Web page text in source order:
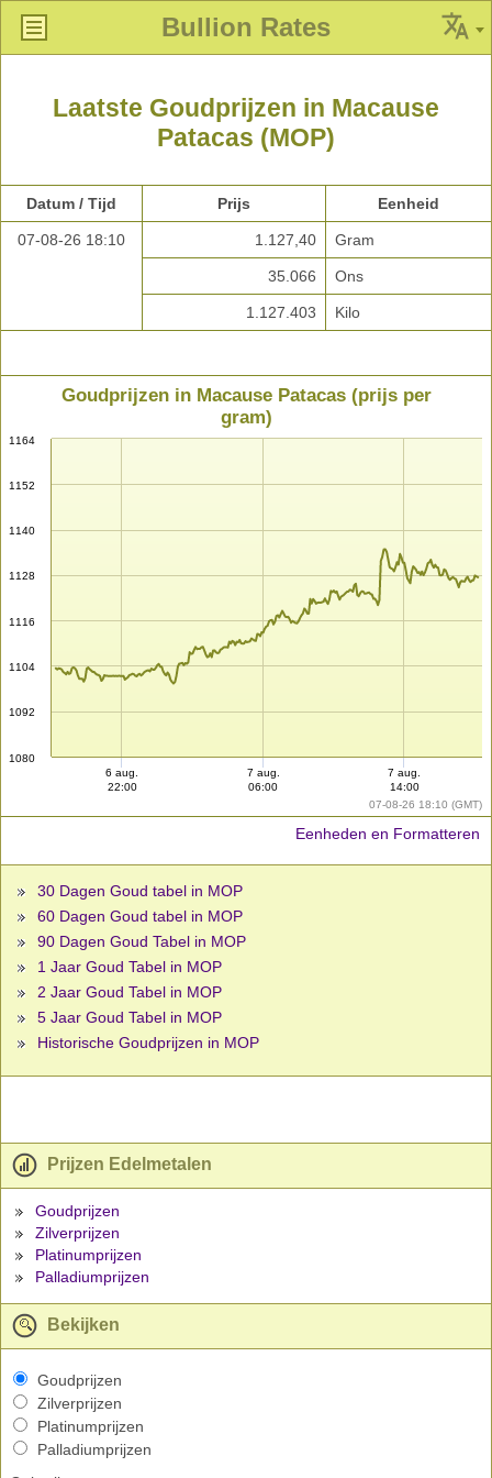
Bullion Rates
Laatste Goudprijzen in Macause
Patacas (MOP)
Datum / Tijd Prijs Eenheid
07-08-26 18:10 1.127,40 Gram
35.066 Ons
1.127.403 Kilo
07-08-26 18:10 (GMT)
Goudprijzen in Macause Patacas (prijs per
gram)
1080
1092
1104
1116
1128
1140
1152
1164
6 aug.
22:00
7 aug.
06:00
7 aug.
14:00
Eenheden en Formatteren
30 Dagen Goud tabel in MOP
60 Dagen Goud tabel in MOP
90 Dagen Goud Tabel in MOP
1 Jaar Goud Tabel in MOP
2 Jaar Goud Tabel in MOP
5 Jaar Goud Tabel in MOP
Historische Goudprijzen in MOP
Prijzen Edelmetalen
Goudprijzen
Zilverprijzen
Platinumprijzen
Palladiumprijzen
Bekijken
Goudprijzen
Zilverprijzen
Platinumprijzen
Palladiumprijzen